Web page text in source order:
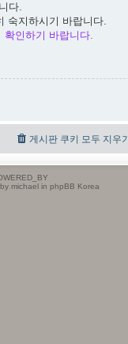
다.
숙지하시기 바랍니다.
확인하기 바랍니다.
게시판 쿠키 모두 지우기
michael in phpBB Korea